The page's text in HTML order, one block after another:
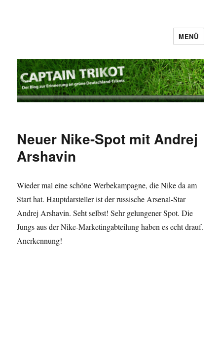
MENÜ
Neuer Nike-Spot mit Andrej
Arshavin
Wieder mal eine schöne Werbekampagne, die Nike da am
Start hat. Hauptdarsteller ist der russische Arsenal-Star
Andrej Arshavin. Seht selbst! Sehr gelungener Spot. Die
Jungs aus der Nike-Marketingabteilung haben es echt drauf.
Anerkennung!